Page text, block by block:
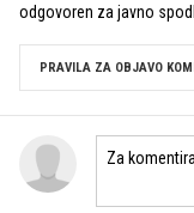
odgovoren za javno
PRAVILA ZA OBJAVO